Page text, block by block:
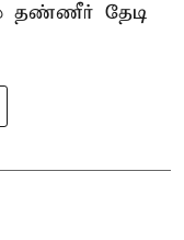
தண்ணீர் தேடி